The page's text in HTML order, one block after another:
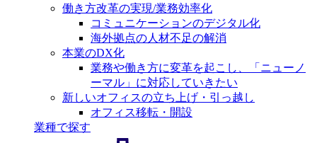
働き方改革の実現/業務効率化
コミュニケーションのデジタル化
海外拠点の人材不足の解消
本業のDX化
業務や働き方に変革を起こし、「ニューノ
ーマル」に対応していきたい
新しいオフィスの立ち上げ・引っ越し
オフィス移転・開設
業種で探す